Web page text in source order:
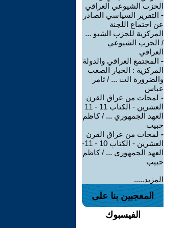
الحزب الشيوعي العراقي
- التقرير السياسي الصادر
عن اجتماع اللجنة
المركزية للحزب الشيو ...
/ الحزب الشيوعي
العراقي
- المجتمع العراقي والدولة
المركزية : الخيار الصعب
والضرورة الت ... / ثامر
عباس
- لمحات من عراق القرن
العشرين - الكتاب 11 - 11
العهد الجمهوري ... / كاظم
حبيب
- لمحات من عراق القرن
العشرين - الكتاب 10 - 11-
العهد الجمهوري ... / كاظم
حبيب
المزيد.....
المعجبين بنا على
الفيسبوك